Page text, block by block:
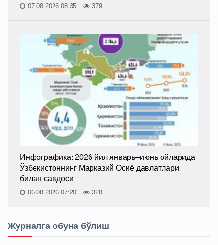
07.08.2026 08:35 379
Инфографика: 2026 йил январь–июнь ойларида
Ўзбекистоннинг Марказий Осиё давлатлари
билан савдоси
06.08.2026 07:20 328
Журналга обуна бўлиш